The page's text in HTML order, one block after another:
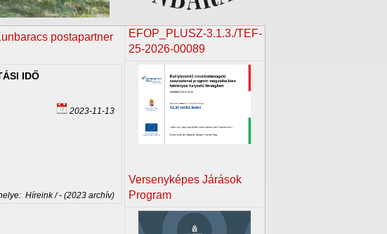
postapartner
IDŐ
2023-11-13
Híreink / - (2023 archív)
EFOP_PLUSZ-3.1.3./TEF-
25-2026-00089
Versenyképes Járások
Program